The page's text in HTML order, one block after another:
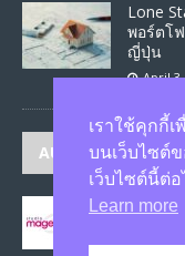
Lone
พอร์ตโ
ญี่ปุ่น
April
AUTHORS
JASON
เราใช้คุกกี้
บนเว็บไซต์
เว็บไซต์นี้ต่
Learn more